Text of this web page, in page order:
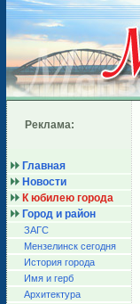
Реклама:
Главная
Новости
К юбилею города
Город и район
ЗАГС
Мензелинск сегодня
История города
Имя и герб
Архитектура